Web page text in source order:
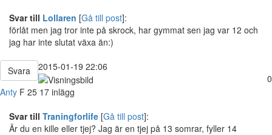
Svar till Lollaren [Gå till post]:
förlåt men jag tror inte på skrock, har gymmat sen jag var 12 och
jag har inte slutat växa än:)
Svara
2015-01-19 22:06
0
Anty F 25 17 inlägg
Svar till Traningforlife [Gå till post]:
Är du en kille eller tjej? Jag är en tjej på 13 somrar, fyller 14